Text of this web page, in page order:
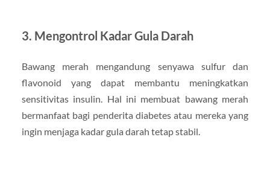
3. Mengontrol Kadar Gula Darah
Bawang merah mengandung senyawa sulfur dan
flavonoid yang dapat membantu meningkatkan
sensitivitas insulin. Hal ini membuat bawang merah
bermanfaat bagi penderita diabetes atau mereka yang
ingin menjaga kadar gula darah tetap stabil.